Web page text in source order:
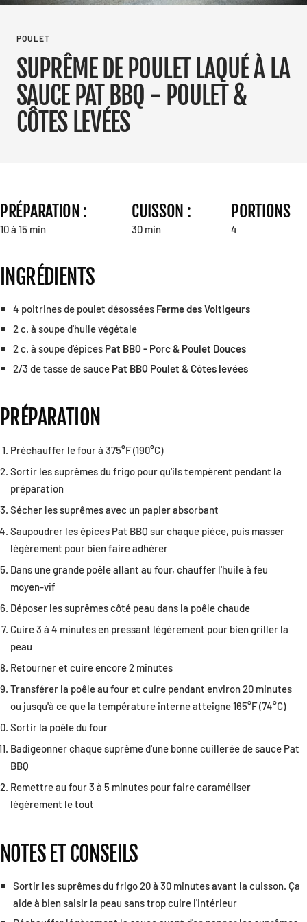
POULET
SUPRÊME DE POULET LAQUÉ À LA
SAUCE PAT BBQ - POULET &
CÔTES LEVÉES
PRÉPARATION :
10 à 15 min
CUISSON :
30 min
PORTIONS
4
INGRÉDIENTS
4 poitrines de poulet désossées Ferme des Voltigeurs
2 c. à soupe d'huile végétale
2 c. à soupe d'épices Pat BBQ - Porc & Poulet Douces
2/3 de tasse de sauce Pat BBQ Poulet & Côtes levées
PRÉPARATION
Préchauffer le four à 375°F (190°C)
Sortir les suprêmes du frigo pour qu'ils tempèrent pendant la
préparation
Sécher les suprêmes avec un papier absorbant
Saupoudrer les épices Pat BBQ sur chaque pièce, puis masser
légèrement pour bien faire adhérer
Dans une grande poêle allant au four, chauffer l'huile à feu
moyen-vif
Déposer les suprêmes côté peau dans la poêle chaude
Cuire 3 à 4 minutes en pressant légèrement pour bien griller la
peau
Retourner et cuire encore 2 minutes
Transférer la poêle au four et cuire pendant environ 20 minutes
ou jusqu'à ce que la température interne atteigne 165°F (74°C)
Sortir la poêle du four
Badigeonner chaque suprême d'une bonne cuillerée de sauce Pat
BBQ
Remettre au four 3 à 5 minutes pour faire caraméliser
légèrement le tout
NOTES ET CONSEILS
Sortir les suprêmes du frigo 20 à 30 minutes avant la cuisson. Ça
aide à bien saisir la peau sans trop cuire l'intérieur